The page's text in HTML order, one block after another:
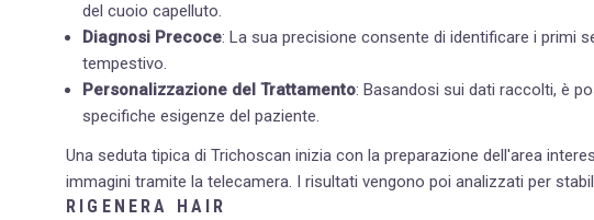
del cuoio capelluto.
Diagnosi Precoce: La sua precisione consente di identificare i primi
tempestivo.
Personalizzazione del Trattamento: Basandosi sui dati raccolti, è
specifiche esigenze del paziente.
Una seduta tipica di Trichoscan inizia con la preparazione dell'area
immagini tramite la telecamera. I risultati vengono poi analizzati per
RIGENERA HAIR